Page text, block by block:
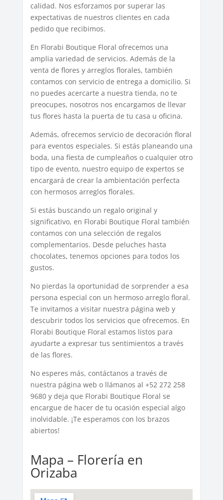
calidad. Nos esforzamos por superar las
expectativas de nuestros clientes en cada
pedido que recibimos.
En Florabi Boutique Floral ofrecemos una
amplia variedad de servicios. Además de la
venta de flores y arreglos florales, también
contamos con servicio de entrega a domicilio. Si
no puedes acercarte a nuestra tienda, no te
preocupes, nosotros nos encargamos de llevar
tus flores hasta la puerta de tu casa u oficina.
Además, ofrecemos servicio de decoración floral
para eventos especiales. Si estás planeando una
boda, una fiesta de cumpleaños o cualquier otro
tipo de evento, nuestro equipo de expertos se
encargará de crear la ambientación perfecta
con hermosos arreglos florales.
Si estás buscando un regalo original y
significativo, en Florabi Boutique Floral también
contamos con una selección de regalos
complementarios. Desde peluches hasta
chocolates, tenemos opciones para todos los
gustos.
No pierdas la oportunidad de sorprender a esa
persona especial con un hermoso arreglo floral.
Te invitamos a visitar nuestra página web y
descubrir todos los servicios que ofrecemos. En
Florabi Boutique Floral estamos listos para
ayudarte a expresar tus sentimientos a través
de las flores.
No esperes más, contáctanos a través de
nuestra página web o llámanos al +52 272 258
9680 y deja que Florabi Boutique Floral se
encargue de hacer de tu ocasión especial algo
inolvidable. ¡Te esperamos con los brazos
abiertos!
Mapa – Florería en
Orizaba